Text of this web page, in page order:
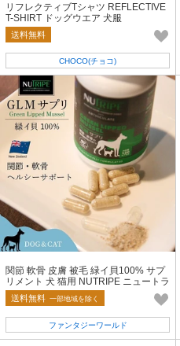
リフレクティブTシャツ REFLECTIVE
T-SHIRT ドッグウエア 犬服
送料無料
CHOCO(チョコ)
関節 軟骨 皮膚 被毛 緑イ貝100% サプ
リメント 犬 猫用 NUTRIPE ニュートラ
イプ GLM サプリ
送料無料 一部地域を除く
ファンタジーワールド